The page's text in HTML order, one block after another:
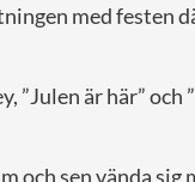
med festen
”Julen är här” och
och sen vända sig